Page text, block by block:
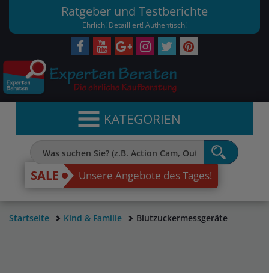
Ratgeber und Testberichte
Ehrlich! Detailliert! Authentisch!
KATEGORIEN
SALE Unsere Angebote des Tages!
Startseite Kind & Familie Blutzuckermessgeräte